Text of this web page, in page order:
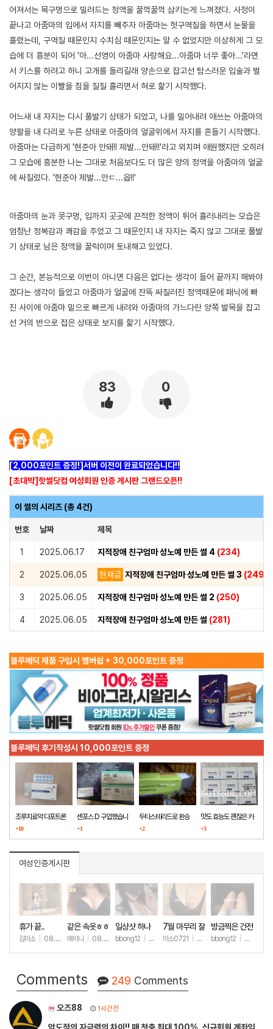
어져서는 목구멍으로 밀려드는 정액을 꿀꺽꿀꺽 삼키는게 느껴졌다. 사정이
끝나고 아줌마의 입에서 자지를 빼주자 아줌마는 헛구역질을 하면서 눈물을
흘렸는데, 구역질 때문인지 수치심 때문인지는 알 수 없었지만 이상하게 그 모
습에 더 흥분이 되어 '아...선영이 아줌마 사랑해요...아줌마 너무 좋아...'라면
서 키스를 하려고 하니 고개를 돌리길래 양손으로 잡고선 탐스러운 입술과 벌
어지지 않는 이빨을 침을 질질 흘리면서 혀로 핥기 시작했다.
어느새 내 자지는 다시 풀발기 상태가 되었고, 나를 밀어내려 애쓰는 아줌마의
양팔을 내 다리로 누른 상태로 아줌마의 얼굴위에서 자지를 흔들기 시작했다.
아줌마는 다급하게 '현준아 안돼!! 제발...안돼!!'라고 외치며 애원했지만 오히려
그 모습에 흥분한 나는 그대로 처음보다도 더 많은 양의 정액을 아줌마의 얼굴
에 싸질렀다. '현준아 제발...안ㄷ...읍!!'
아줌마의 눈과 콧구멍, 입까지 곳곳에 끈적한 정액이 튀어 흘러내리는 모습은
엄청난 정복감과 쾌감을 주었고 그 때문인지 내 자지는 죽지 않고 그대로 풀발
기 상태로 남은 정액을 꿀럭이며 토내해고 있었다.
그 순간, 본능적으로 이번이 아니면 다음은 없다는 생각이 들어 끝까지 해봐야
겠다는 생각이 들었고 아줌마가 얼굴에 잔뜩 싸질러진 정액때문에 패닉에 빠
진 사이에 아줌마 밑으로 빠르게 내려와 아줌마의 가느다란 양쪽 발목을 잡고
선 거의 반으로 접은 상태로 보지를 핥기 시작했다.
83 0
[2,000포인트 증정!]서버 이전이 완료되었습니다!!
[초대박]핫썰닷컴 여성회원 인증 게시판 그랜드오픈!!
이 썰의 시리즈 (총 4건)
번호 날짜 제목
1 2025.06.17 지적장애 친구엄마 성노예 만든 썰 4 (234)
2 2025.06.05 현재글 지적장애 친구엄마 성노예 만든 썰 3 (249)
3 2025.06.05 지적장애 친구엄마 성노예 만든 썰 2 (250)
4 2025.06.05 지적장애 친구엄마 성노예 만든 썰 (281)
블루메딕 제품 구입시 멤버쉽 + 30,000포인트 증정
블루메딕 후기작성시 10,000포인트 증정
조루치료약 다포트론
구매했습니다
+10
센포스 D 구입했습니
다
+1
두타스테리드로 환승
+2
맛도 효능도 괜찮은 카
마그라
+3
여성인증게시판
휴가 끝..
김미소 08.07 +177
같은 속옷ㅎㅎ
예이니 08.04 +69
일상샷 하나
bbong12 07.31+90
7월 마무리 잘
하세요🫶
미소0721 07.31+261
방금찍은 건전
한 일상샷
bbong12 07.28
Comments 249 Comments
오즈88 1시간전